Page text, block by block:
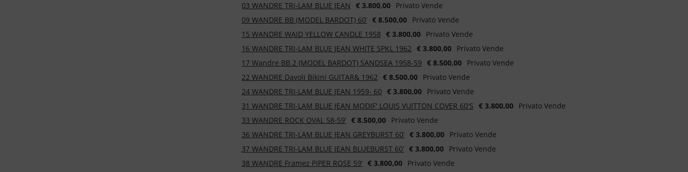
03 WANDRE TRI-LAM BLUE JEAN € 3.800,00 Privato Vende
09 WANDRE BB (MODEL BARDOT) 60’ € 8.500,00 Privato Vende
15 WANDRE WAID YELLOW CANDLE 1958 € 3.800,00 Privato Vende
16 WANDRE TRI-LAM BLUE JEAN WHITE SPKL 1962 € 3.800,00 Privato Vende
17 Wandre BB 2 (MODEL BARDOT) SANDSEA 1958-59 € 8.500,00 Privato Vende
22 WANDRE Davoli Bikini GUITAR& 1962 € 8.500,00 Privato Vende
24 WANDRE TRI-LAM BLUE JEAN 1959- 60 € 3.800,00 Privato Vende
31 WANDRE TRI-LAM BLUE JEAN MODIF' LOUIS VUITTON COVER 60'S € 3.800,00 Privato Vende
33 WANDRE ROCK OVAL 58-59’ € 8.500,00 Privato Vende
36 WANDRE TRI-LAM BLUE JEAN GREYBURST 60’ € 3.800,00 Privato Vende
37 WANDRE TRI-LAM BLUE JEAN BLUEBURST 60’ € 3.800,00 Privato Vende
38 WANDRE Framez PIPER ROSE 59’ € 3.800,00 Privato Vende